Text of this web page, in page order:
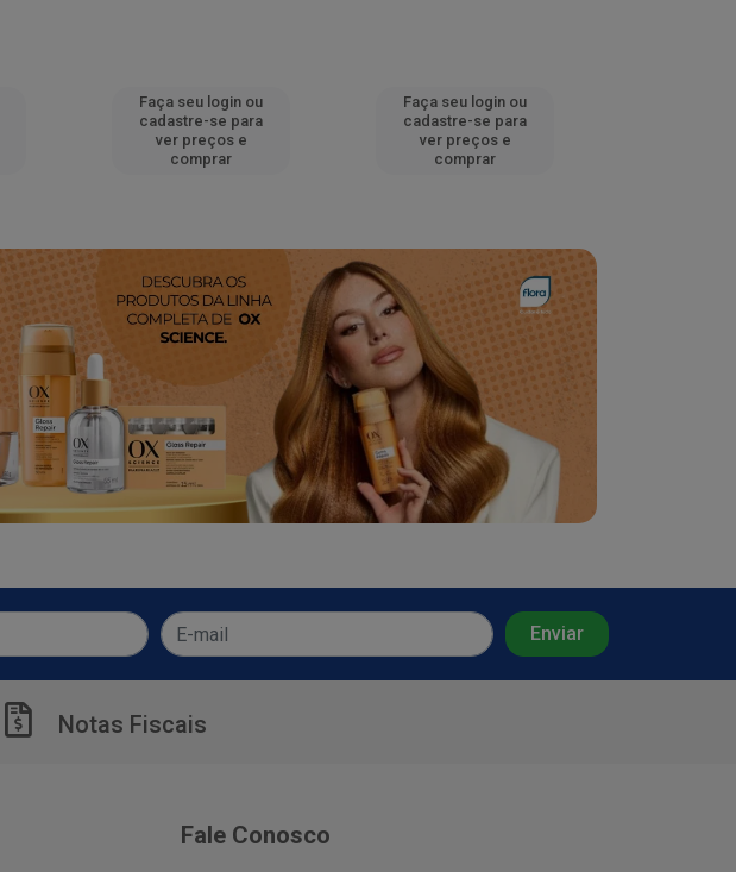
Faça seu login ou
cadastre-se para
ver preços e
comprar
Faça seu login ou
cadastre-se para
ver preços e
comprar
Notas Fiscais
Fale Conosco